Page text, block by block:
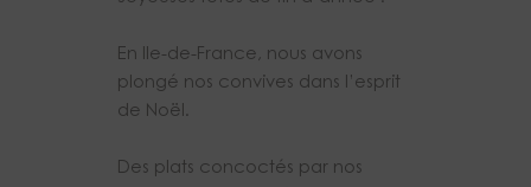
En Ile-de-France, nous avons
plongé nos convives dans l’esprit
de Noël.
Des plats concoctés par nos